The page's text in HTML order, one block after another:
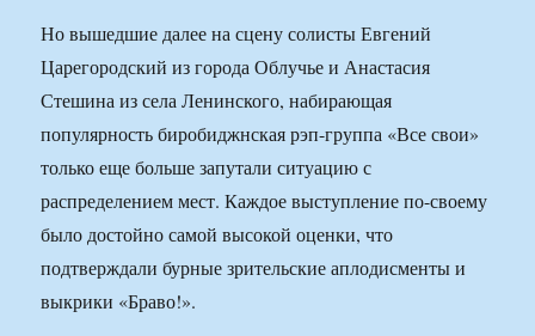
Но вышедшие далее на сцену солисты Евгений
Царегородский из города Облучье и Анастасия
Стешина из села Ленинского, набирающая
популярность биробиджнская рэп-группа «Все свои»
только еще больше запутали ситуацию с
распределением мест. Каждое выступление по-своему
было достойно самой высокой оценки, что
подтверждали бурные зрительские аплодисменты и
выкрики «Браво!».